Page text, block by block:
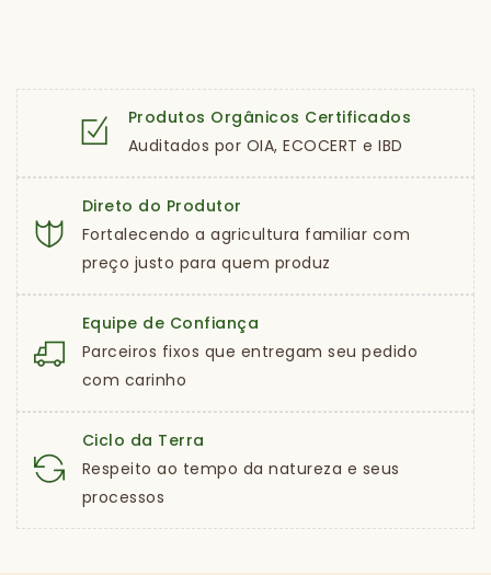
Produtos Orgânicos Certificados
Auditados por OIA, ECOCERT e IBD
Direto do Produtor
Fortalecendo a agricultura familiar com
preço justo para quem produz
Equipe de Confiança
Parceiros fixos que entregam seu pedido
com carinho
Ciclo da Terra
Respeito ao tempo da natureza e seus
processos